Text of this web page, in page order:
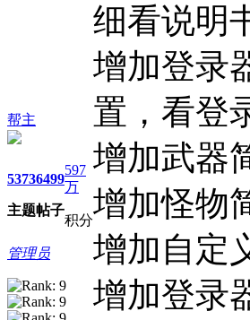
帮主
5373
主题
6499
帖子
597
万
积分
管理员
细看说明
增加登录
置，看登
增加武器
增加怪物
增加自定
增加登录